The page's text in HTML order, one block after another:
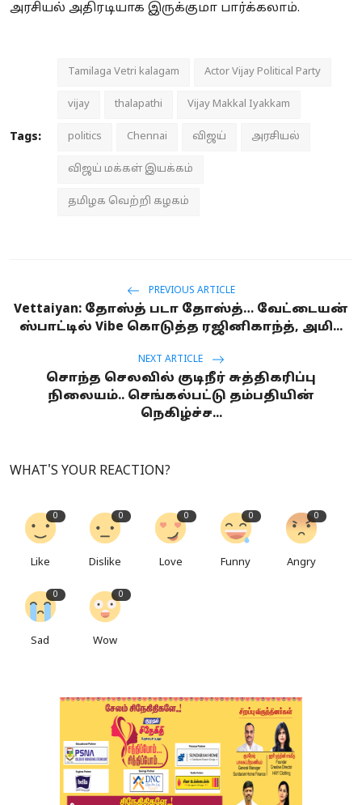
அரசியல் அதிரடியாக இருக்குமா பார்க்கலாம்.
Tags:
Tamilaga Vetri kalagam Actor Vijay Political Party
vijay thalapathi Vijay Makkal Iyakkam
politics Chennai விஜய் அரசியல்
விஜய் மக்கள் இயக்கம்
தமிழக வெற்றி கழகம்
PREVIOUS ARTICLE
Vettaiyan: தோஸ்த் படா தோஸ்த்… வேட்டையன்
ஸ்பாட்டில் Vibe கொடுத்த ரஜினிகாந்த், அமி...
NEXT ARTICLE
சொந்த செலவில் குடிநீர் சுத்திகரிப்பு
நிலையம்.. செங்கல்பட்டு தம்பதியின்
நெகிழ்ச்ச...
WHAT'S YOUR REACTION?
0
Like
0
Dislike
0
Love
0
Funny
0
Angry
0
Sad
0
Wow